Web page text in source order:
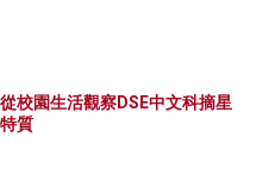
校園生活觀察DSE中文科摘星
質